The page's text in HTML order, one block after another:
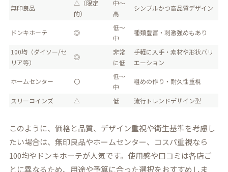
無印良品
△（限定
的）
中～
高
シンプルかつ高品質デザイン
ドンキホーテ ◎
低～
中
種類豊富・刺激強めもあり
100均（ダイソー/セ
リア等）
◎
非常
に低
手軽に入手・素材や形状バリ
エーション
ホームセンター 〇
低～
中
粗めの作り・耐久性重視
スリーコインズ △ 低 流行トレンドデザイン型
このように、価格と品質、デザイン重視や衛生基準を考慮し
たい場合は、無印良品やホームセンター、コスパ重視なら
100均やドンキホーテが人気です。使用感や口コミは各店ご
とに異なるため、用途や予算に合った選択をおすすめしま